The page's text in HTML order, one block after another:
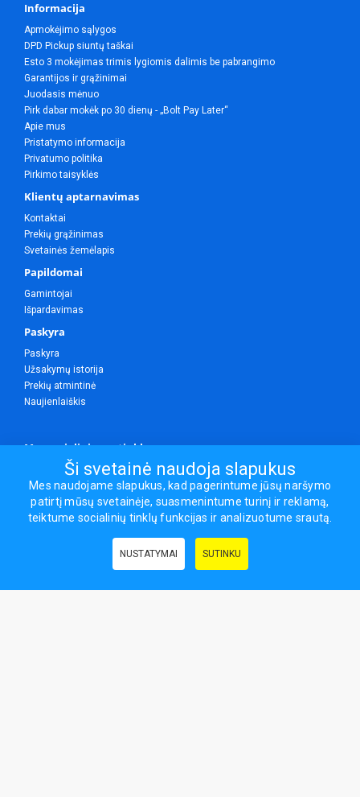
Informacija
Apmokėjimo sąlygos
DPD Pickup siuntų taškai
Esto 3 mokėjimas trimis lygiomis dalimis be pabrangimo
Garantijos ir grąžinimai
Juodasis mėnuo
Pirk dabar mokėk po 30 dienų - „Bolt Pay Later“
Apie mus
Pristatymo informacija
Privatumo politika
Pirkimo taisyklės
Klientų aptarnavimas
Kontaktai
Prekių grąžinimas
Svetainės žemėlapis
Papildomai
Gamintojai
Išpardavimas
Paskyra
Paskyra
Užsakymų istorija
Prekių atmintinė
Naujienlaiškis
Mes socialiniuose tinkluose
Visos teisės saugomos.
Sporto ir laisvalaikio prekės, maisto papildai - erasportas.lt © 2026
Ši svetainė naudoja slapukus
Mes naudojame slapukus, kad pagerintume jūsų naršymo
patirtį mūsų svetainėje, suasmenintume turinį ir reklamą,
teiktume socialinių tinklų funkcijas ir analizuotume srautą.
NUSTATYMAI SUTINKU